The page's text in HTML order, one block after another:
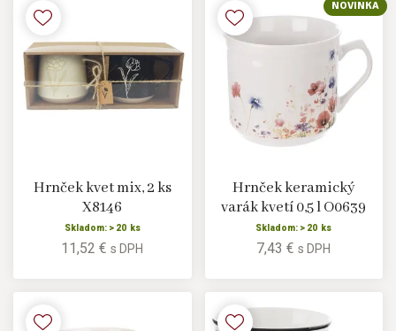
Hrnček kvet mix, 2 ks
X8146
Skladom: > 20 ks
11,52 €s DPH
NOVINKA
Hrnček keramický
varák kvetí 0,5 l O0639
Skladom: > 20 ks
7,43 €s DPH